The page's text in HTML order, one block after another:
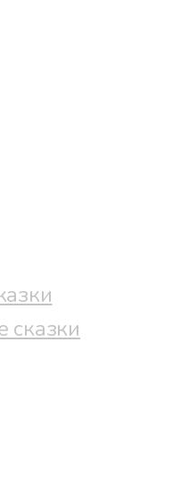
сказки